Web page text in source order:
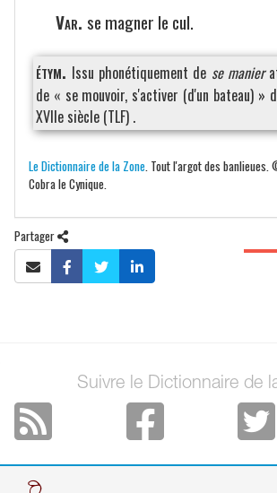
Var. se magner le cul.
étym. Issu phonétiquement de se manier
de « se mouvoir, s'activer (d'un bateau) »
XVIIe siècle (TLF) .
Le Dictionnaire de la Zone . Tout l'argot des
Cobra le Cynique.
Partager
Suivre le Dictionnaire de